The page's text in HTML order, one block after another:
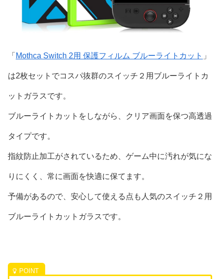
「 Mothca Switch 2用 保護フィルム ブルーライトカット 」
は2枚セットでコスパ抜群のスイッチ２用ブルーライトカ
ットガラスです。
ブルーライトカットをしながら、クリア画面を保つ高透過
タイプです。
指紋防止加工がされているため、ゲーム中に汚れが気にな
りにくく、常に画面を快適に保てます。
予備があるので、安心して使える点も人気のスイッチ２用
ブルーライトカットガラスです。